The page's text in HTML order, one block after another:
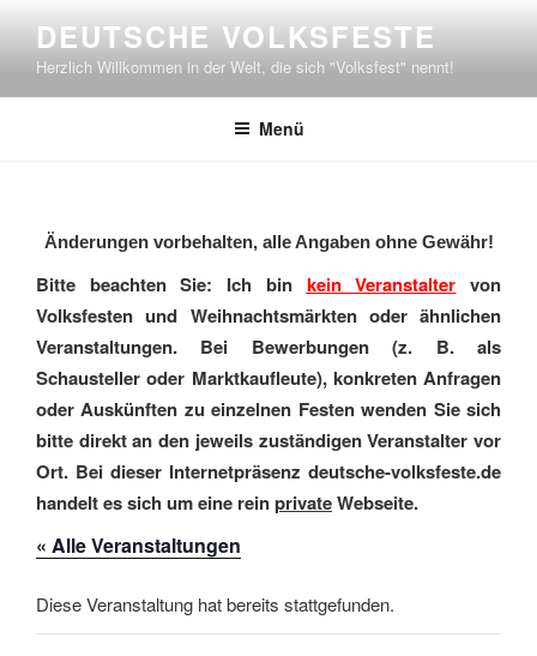
springen
DEUTSCHE VOLKSFESTE
Herzlich Willkommen in der Welt, die sich "Volksfest" nennt!
Menü
Änderungen vorbehalten, alle Angaben ohne Gewähr!
Bitte beachten Sie: Ich bin kein Veranstalter von
Volksfesten und Weihnachtsmärkten oder ähnlichen
Veranstaltungen. Bei Bewerbungen (z. B. als
Schausteller oder Marktkaufleute), konkreten Anfragen
oder Auskünften zu einzelnen Festen wenden Sie sich
bitte direkt an den jeweils zuständigen Veranstalter vor
Ort. Bei dieser Internetpräsenz deutsche-volksfeste.de
handelt es sich um eine reinprivateWebseite.
« Alle Veranstaltungen
Diese Veranstaltung hat bereits stattgefunden.